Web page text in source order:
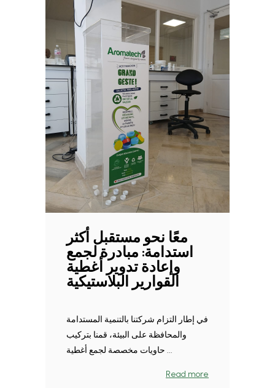
معًا نحو مستقبل أكثر
استدامة: مبادرة لجمع
وإعادة تدوير أغطية
القوارير البلاستيكية
في إطار التزام شركتنا بالتنمية المستدامة
والمحافظة على البيئة، قمنا بتركيب
حاويات مخصصة لجمع أغطية ...
Read more